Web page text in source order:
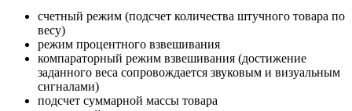
счетный режим (подсчет количества штучного товара по
весу)
режим процентного взвешивания
компараторный режим взвешивания (достижение
заданного веса сопровождается звуковым и визуальным
сигналами)
подсчет суммарной массы товара